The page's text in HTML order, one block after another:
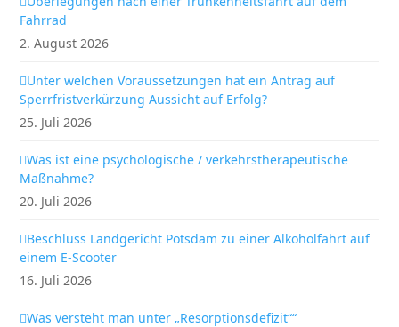
Fahrrad
2. August 2026
Unter welchen Voraussetzungen hat ein Antrag auf
Sperrfristverkürzung Aussicht auf Erfolg?
25. Juli 2026
Was ist eine psychologische / verkehrstherapeutische
Maßnahme?
20. Juli 2026
Beschluss Landgericht Potsdam zu einer Alkoholfahrt auf
einem E-Scooter
16. Juli 2026
Was versteht man unter „Resorptionsdefizit““